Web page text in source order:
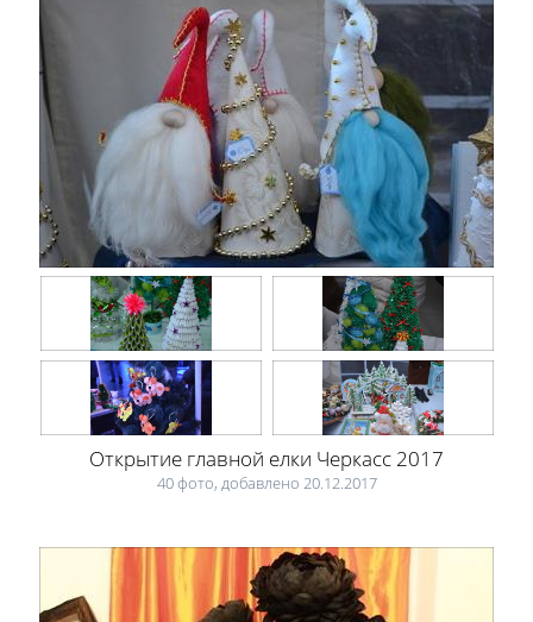
Открытие главной елки Черкасс 2017
40 фото, добавлено 20.12.2017